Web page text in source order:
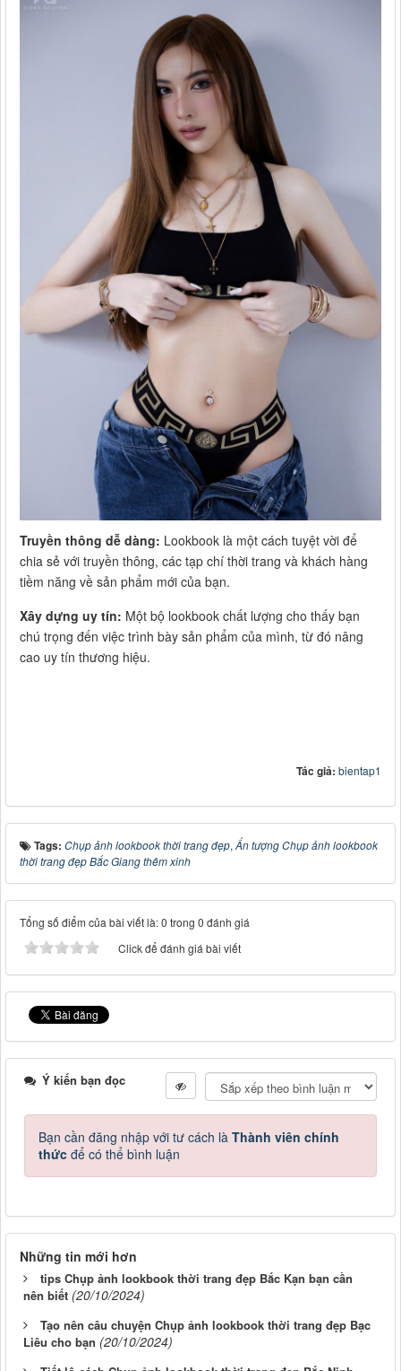
Truyền thông dễ dàng: Lookbook là một cách tuyệt vời để
chia sẻ với truyền thông, các tạp chí thời trang và khách hàng
tiềm năng về sản phẩm mới của bạn.
Xây dựng uy tín: Một bộ lookbook chất lượng cho thấy bạn
chú trọng đến việc trình bày sản phẩm của mình, từ đó nâng
cao uy tín thương hiệu.
Tác giả: bientap1
Tags: Chụp ảnh lookbook thời trang đẹp, Ấn tượng Chụp ảnh lookbook
thời trang đẹp Bắc Giang thêm xinh
Tổng số điểm của bài viết là: 0 trong 0 đánh giá
Click để đánh giá bài viết
Ý kiến bạn đọc
Bạn cần đăng nhập với tư cách là Thành viên chính
thức để có thể bình luận
Những tin mới hơn
tips Chụp ảnh lookbook thời trang đẹp Bắc Kạn bạn cần
nên biết (20/10/2024)
Tạo nên câu chuyện Chụp ảnh lookbook thời trang đẹp Bạc
Liêu cho bạn (20/10/2024)